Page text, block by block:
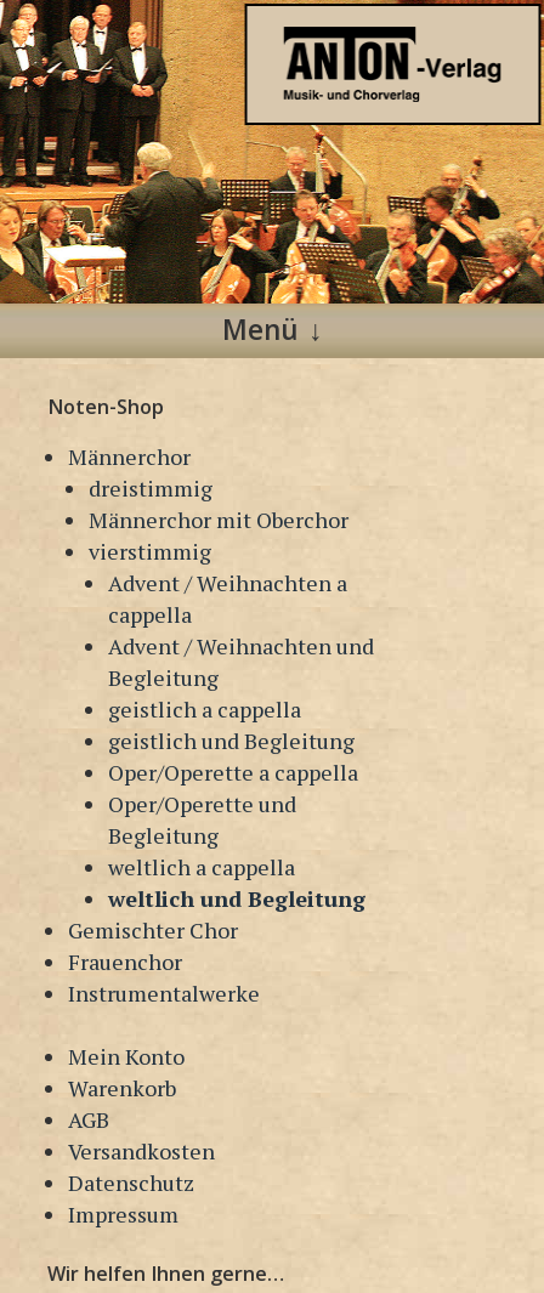
Anton Verlag
Musik- und Chorverlag
Menü
Inhalt
springen
Noten-Shop
Männerchor
dreistimmig
Männerchor mit Oberchor
vierstimmig
Advent / Weihnachten a
cappella
Advent / Weihnachten und
Begleitung
geistlich a cappella
geistlich und Begleitung
Oper/Operette a cappella
Oper/Operette und
Begleitung
weltlich a cappella
weltlich und Begleitung
Gemischter Chor
Frauenchor
Instrumentalwerke
Mein Konto
Warenkorb
AGB
Versandkosten
Datenschutz
Impressum
Wir helfen Ihnen gerne…